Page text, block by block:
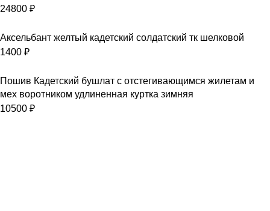
24800 ₽
Аксельбант желтый кадетский солдатский тк шелковой
1400 ₽
Пошив Кадетский бушлат с отстегивающимся жилетам и
мех воротником удлиненная куртка зимняя
10500 ₽